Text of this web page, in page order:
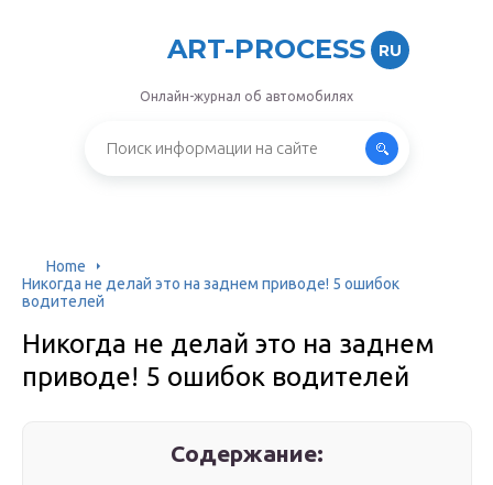
ART-PROCESS RU
Онлайн-журнал об автомобилях
Home
Никогда не делай это на заднем приводе! 5 ошибок
водителей
Никогда не делай это на заднем
приводе! 5 ошибок водителей
Содержание: